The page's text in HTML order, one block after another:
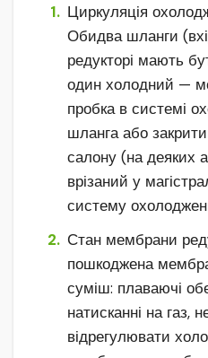
Циркуляція
Обидва шланги
редукторі мають
один холодний —
пробка в системі
шланга або
салону (на деяких
врізаний у
систему
Стан мембрани
пошкоджена
суміш: плаваючі
натисканні на газ,
відрегулювати